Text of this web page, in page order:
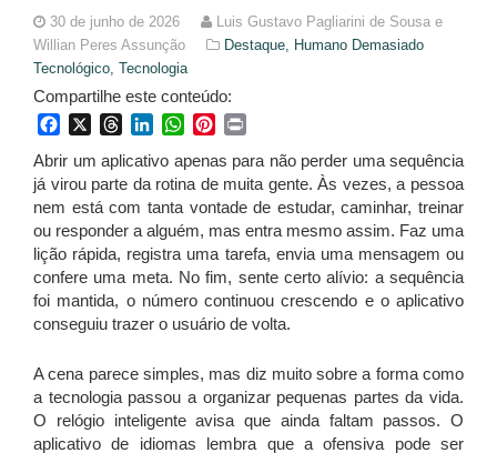
30 de junho de 2026
Luis Gustavo Pagliarini de Sousa e
Willian Peres Assunção
Destaque, Humano Demasiado
Tecnológico, Tecnologia
Compartilhe este conteúdo:
FacebookThreadsLinkedInWhatsApp
Pinterest
Abrir um aplicativo apenas para não perder uma sequência
já virou parte da rotina de muita gente. Às vezes, a pessoa
nem está com tanta vontade de estudar, caminhar, treinar
ou responder a alguém, mas entra mesmo assim. Faz uma
lição rápida, registra uma tarefa, envia uma mensagem ou
confere uma meta. No fim, sente certo alívio: a sequência
foi mantida, o número continuou crescendo e o aplicativo
conseguiu trazer o usuário de volta.
A cena parece simples, mas diz muito sobre a forma como
a tecnologia passou a organizar pequenas partes da vida.
O relógio inteligente avisa que ainda faltam passos. O
aplicativo de idiomas lembra que a ofensiva pode ser